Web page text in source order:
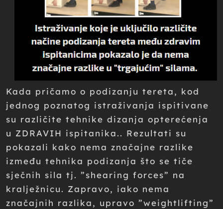
Kada pričamo o podizanju tereta, kod
jednog poznatog istraživanja ispitivane
su različite tehnike dizanja opterećenja
u ZDRAVIH ispitanika.. Rezultati su
pokazali kako nema značajne razlike
između tehnika podizanja što se tiče
sječnih sila tj. ”shearing forces” na
kralježnicu. Zapravo, iako nema
značajnih razlika, upravo ”weightlifting”